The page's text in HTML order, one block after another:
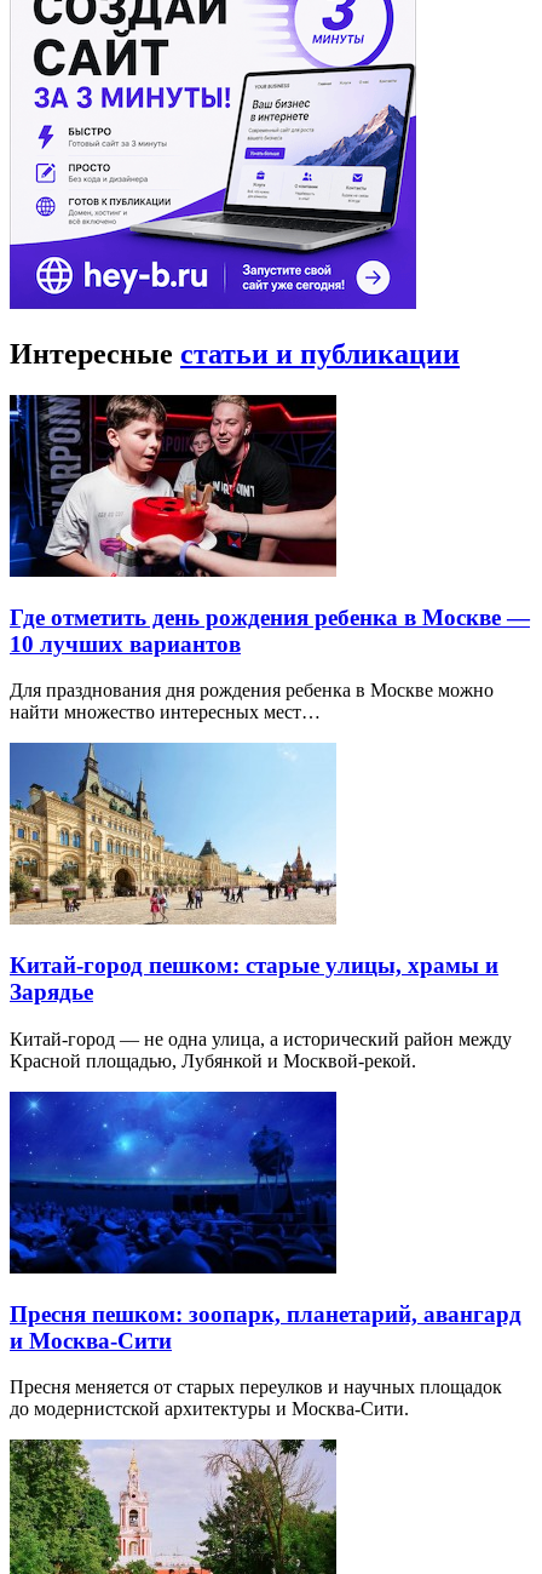
Интересные статьи и публикации
Где отметить день рождения ребенка в Москве —
10 лучших вариантов
Для празднования дня рождения ребенка в Москве можно
найти множество интересных мест…
Китай-город пешком: старые улицы, храмы и
Зарядье
Китай-город — не одна улица, а исторический район между
Красной площадью, Лубянкой и Москвой-рекой.
Пресня пешком: зоопарк, планетарий, авангард
и Москва-Сити
Пресня меняется от старых переулков и научных площадок
до модернистской архитектуры и Москва-Сити.